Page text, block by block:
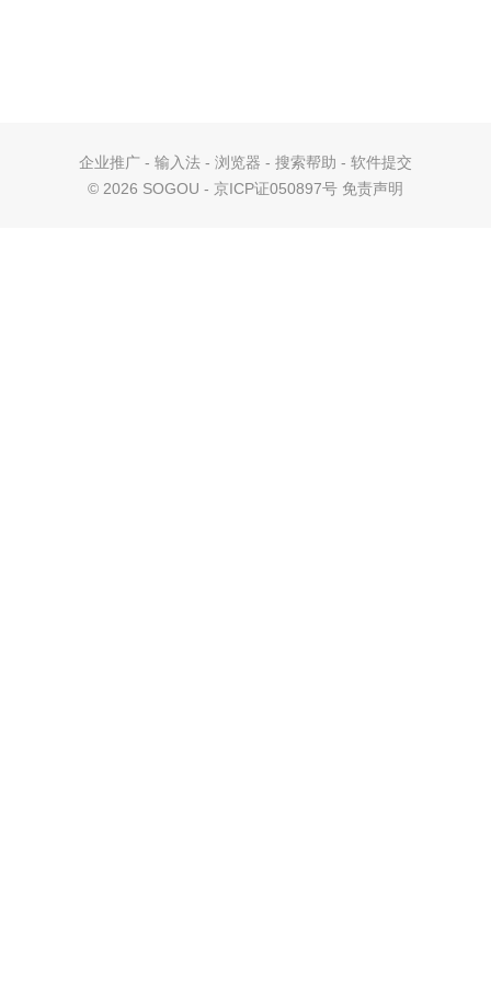
企业推广 - 输入法 - 浏览器 - 搜索帮助 - 软件提交
© 2026 SOGOU - 京ICP证050897号 免责声明